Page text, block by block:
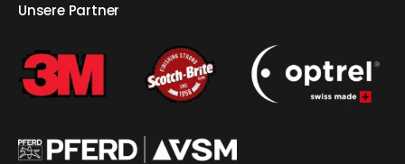
Unsere Partner